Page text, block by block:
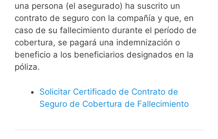
una persona (el asegurado) ha suscrito un
contrato de seguro con la compañía y que, en
caso de su fallecimiento durante el período de
cobertura, se pagará una indemnización o
beneficio a los beneficiarios designados en la
póliza.
Solicitar Certificado de Contrato de
Seguro de Cobertura de Fallecimiento